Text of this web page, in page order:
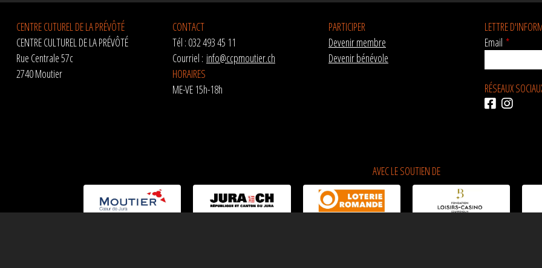
CENTRE CUTUREL DE LA PRÉVÔTÉ
CENTRE CULTUREL DE LA PRÉVÔTÉ
Rue Centrale 57c
2740 Moutier
CONTACT
Tél : 032 493 45 11
Courriel : info@ccpmoutier.ch
HORAIRES
ME-VE 15h-18h
PARTICIPER
Devenir membre
Devenir bénévole
LETTRE
Email *
RÉSEAUX
AVEC LE SOUTIEN DE